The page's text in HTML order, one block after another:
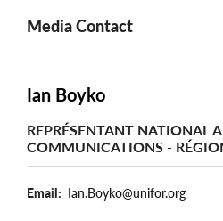
Media Contact
Ian Boyko
REPRÉSENTANT NATIONAL
COMMUNICATIONS -
Email Ian.Boyko@unifor.org